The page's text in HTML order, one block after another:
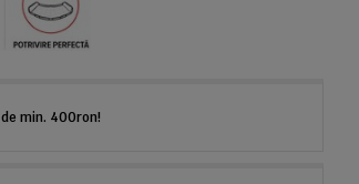
min. 400ron!